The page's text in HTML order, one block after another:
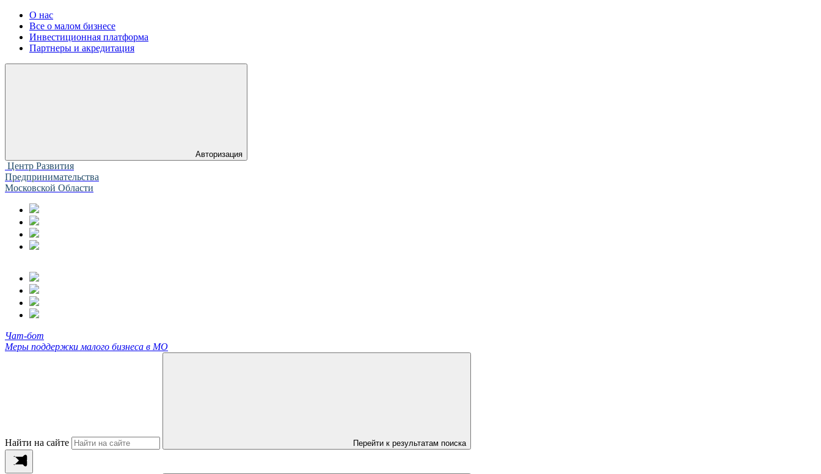
О нас
Все о малом бизнесе
Инвестиционная платформа
Партнеры и акредитация
Авторизация
Центр Развития
Предпринимательства
Московской Области
Чат-бот
Меры поддержки малого бизнеса в МО
Найти на сайте Перейти к результатам поиска